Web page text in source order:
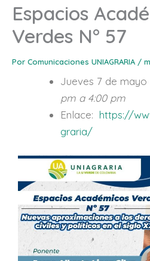
Espacios
Verdes N° 57
Por Comunicaciones UNIAGRARIA /
Jueves 7 de mayo
pm a 4:00 pm
Enlace: https://
graria/